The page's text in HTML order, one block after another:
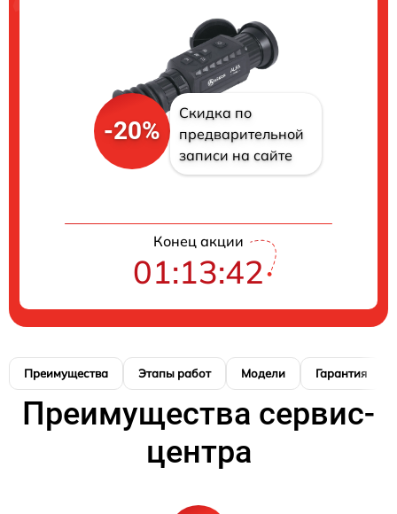
-20%
Скидка по
предварительной
записи на сайте
Конец акции
01:13:41
Преимущества Этапы работ Модели Гарантия
Преимущества сервис-
центра